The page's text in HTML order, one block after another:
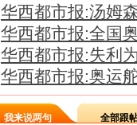
华西都市报:汤姆
华西都市报:全国
华西都市报:失利
华西都市报:奥运
我来说两句 全部跟